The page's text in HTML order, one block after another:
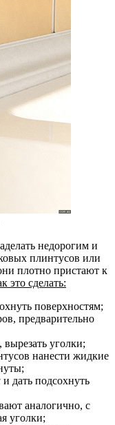
недорогим и
плинтусов или
плотно пристают к
это сделать:
поверхностям;
предварительно
вырезать уголки;
нанести жидкие
дать подсохнуть
аналогично, с
уголки;